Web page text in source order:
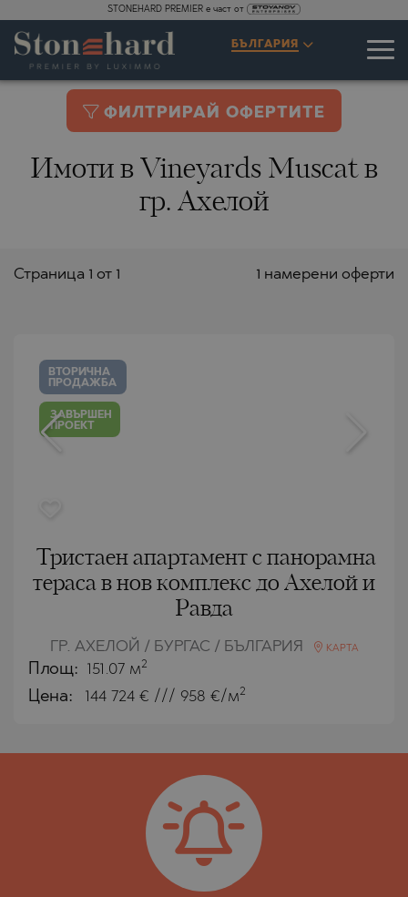
STONEHARD PREMIER е част от
БЪЛГАРИЯ
ФИЛТРИРАЙ ОФЕРТИТЕ
Имоти в Vineyards Muscat в
гр. Ахелой
1 намерени оферти
Страницa 1 от 1
ВТОРИЧНА
ПРОДАЖБА
ЗАВЪРШЕН
ПРОЕКТ
Тристаен апартамент с панорамна
тераса в нов комплекс до Ахелой и
Равда
ГР. АХЕЛОЙ / БУРГАС / БЪЛГАРИЯ КАРТА
Площ: 151.07 м2
Цена: 144 724 € /// 958 €/м2